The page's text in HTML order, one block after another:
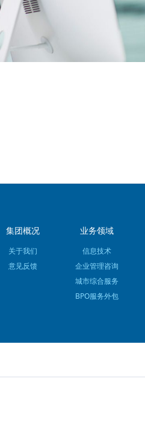
集团概况
关于我们
意见反馈
业务领域
信息技术
企业管理咨询
城市综合服务
BPO服务外包